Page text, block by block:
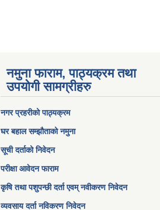
नमुना फाराम, पाठ्यक्रम तथा
उपयोगी सामग्रीहरु
नगर प्रहरीको पाठ्यक्रम
घर बहाल सम्झौताको नमुना
सूची दर्ताको निवेदन
परीक्षा आवेदन फाराम
कृषि तथा पशुपन्छी दर्ता एवम् नवीकरण निवेदन
व्यवसाय दर्ता नविकरण निवेदन